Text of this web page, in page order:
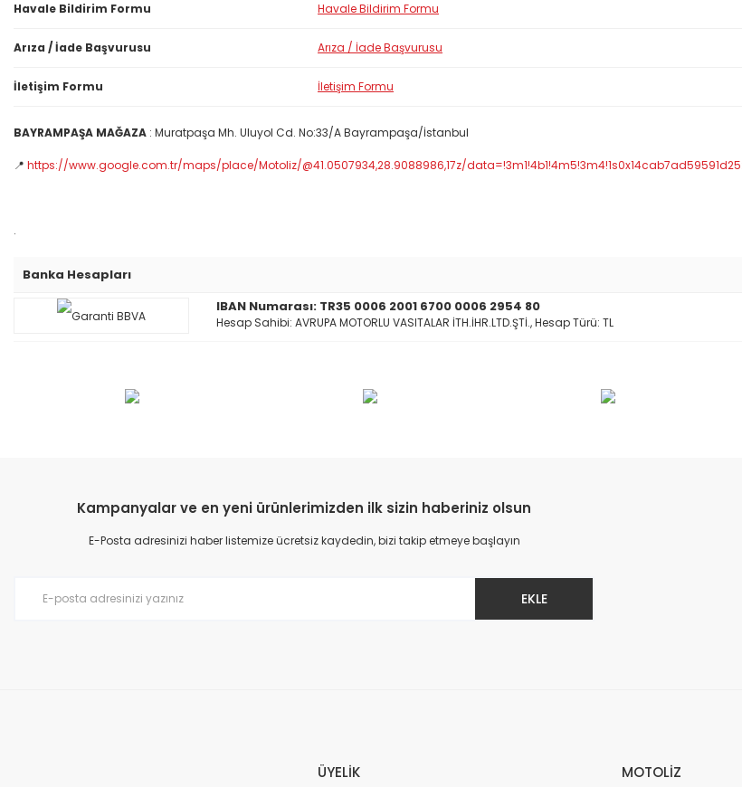
Havale Bildirim Formu Havale Bildirim Formu
Arıza / İade Başvurusu Arıza / İade Başvurusu
İletişim Formu İletişim Formu
BAYRAMPAŞA MAĞAZA : Muratpaşa Mh. Uluyol Cd. No:33/A Bayrampaşa/İstanbul
📍 https://www.google.com.tr/maps/place/Motoliz/@41.0507934,28.9088986,17z/
.
Banka Hesapları
IBAN Numarası: TR35 0006 2001 6700 0006 2954 80
Hesap Sahibi: AVRUPA MOTORLU VASITALAR İTH.İHR.LTD.ŞTİ., Hesap Türü: TL
Kampanyalar ve en yeni ürünlerimizden ilk sizin haberiniz olsun
E-Posta adresinizi haber listemize ücretsiz kaydedin, bizi takip etmeye başlayın
EKLE
ÜYELİK MOTOLİZ